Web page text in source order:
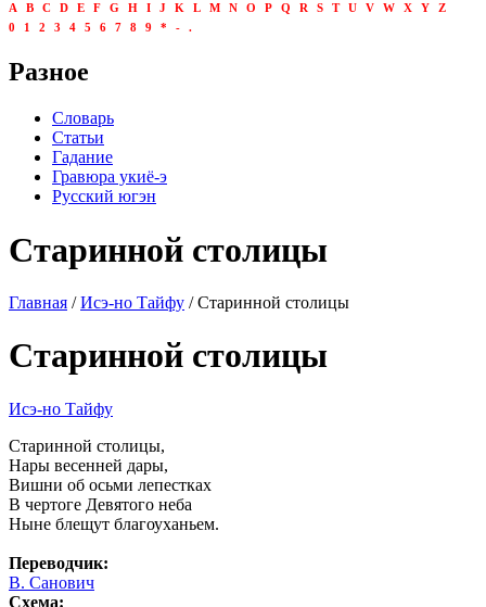
A
B C D E F G H I J K L M N O P Q R S T U V W X Y
Z
0
1 2 3 4 5 6 7 8 9 * - .
Разное
Словарь
Статьи
Гадание
Гравюра укиё-э
Русский югэн
Старинной столицы
Главная /Исэ-но Тайфу / Старинной столицы
Старинной столицы
Исэ-но Тайфу
Старинной столицы,
Нары весенней дары,
Вишни об осьми лепестках
В чертоге Девятого неба
Ныне блещут благоуханьем.
Переводчик:
В. Санович
Схема: